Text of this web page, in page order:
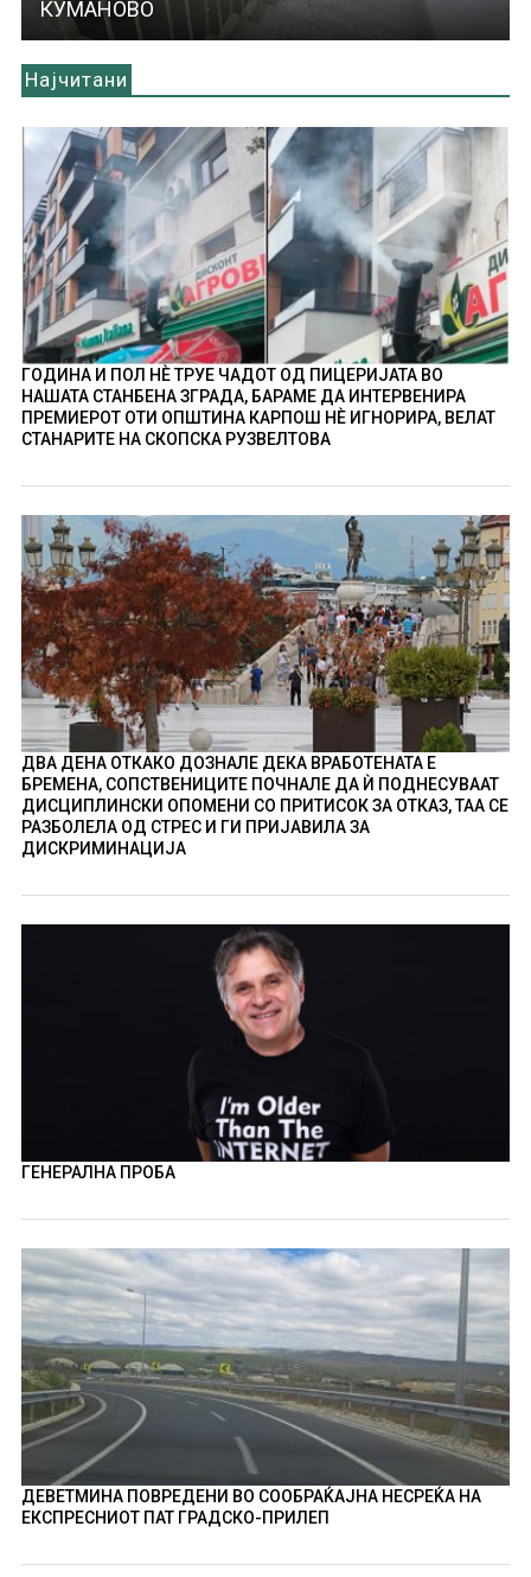
КУМАНОВО
Најчитани
ГОДИНА И ПОЛ НÈ ТРУЕ ЧАДОТ ОД ПИЦЕРИЈАТА ВО
НАШАТА СТАНБЕНА ЗГРАДА, БАРАМЕ ДА ИНТЕРВЕНИРА
ПРЕМИЕРОТ ОТИ ОПШТИНА КАРПОШ НÈ ИГНОРИРА, ВЕЛАТ
СТАНАРИТЕ НА СКОПСКА РУЗВЕЛТОВА
ДВА ДЕНА ОТКАКО ДОЗНАЛЕ ДЕКА ВРАБОТЕНАТА Е
БРЕМЕНА, СОПСТВЕНИЦИТЕ ПОЧНАЛЕ ДА Ѝ ПОДНЕСУВААТ
ДИСЦИПЛИНСКИ ОПОМЕНИ СО ПРИТИСОК ЗА ОТКАЗ, ТАА СЕ
РАЗБОЛЕЛА ОД СТРЕС И ГИ ПРИЈАВИЛА ЗА
ДИСКРИМИНАЦИЈА
ГЕНЕРАЛНА ПРОБА
ДЕВЕТМИНА ПОВРЕДЕНИ ВО СООБРАЌАЈНА НЕСРЕЌА НА
ЕКСПРЕСНИОТ ПАТ ГРАДСКО-ПРИЛЕП